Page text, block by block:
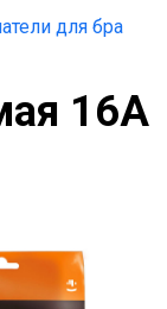
для бра
16А